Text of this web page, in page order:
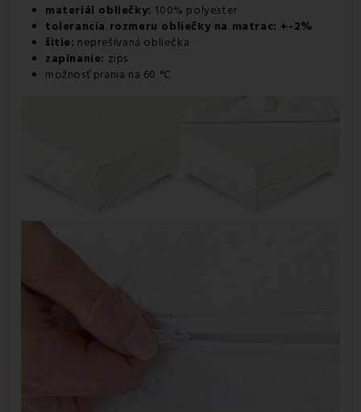
materiál obliečky: 100% polyester
tolerancia rozmeru obliečky na matrac: +-2%
šitie: neprešívaná obliečka
zapínanie: zips
možnosť prania na 60 °C